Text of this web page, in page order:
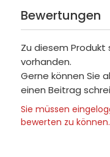
Bewertungen
Zu diesem
vorhanden.
Gerne können Sie
einen Beitrag
Sie müssen
bewerten zu können.